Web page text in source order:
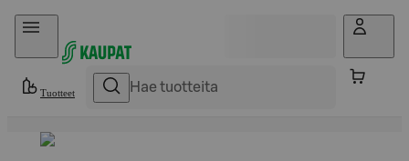
Hyppää sisältöön
Tuotteet